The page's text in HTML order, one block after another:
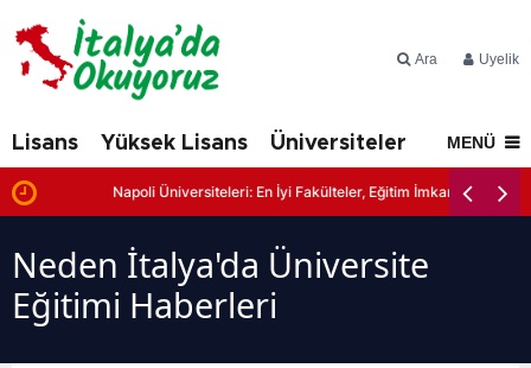
Ara Üyelik
Lisans Yüksek Lisans Üniversiteler İtalya'da
MENÜ
Napoli Üniversiteleri: En İyi Fakülteler, Eğitim İmkanları ve
Neden İtalya'da Üniversite
Eğitimi Haberleri